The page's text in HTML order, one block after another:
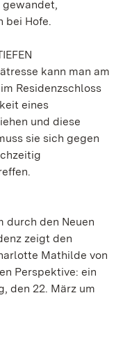
gewandet,
bei Hofe.
kann man am
Residenzschloss
eines
und diese
sie sich gegen
durch den Neuen
zeigt den
Mathilde von
Perspektive: ein
den 22. März um